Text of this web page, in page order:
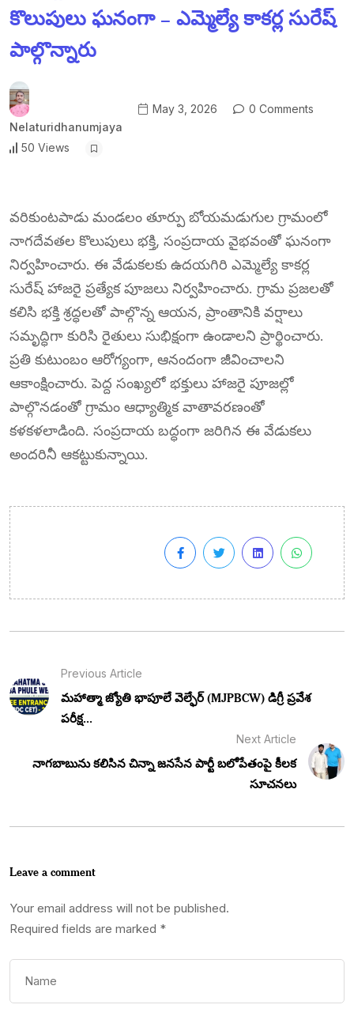
కొలుపులు ఘనంగా – ఎమ్మెల్యే కాకర్ల సురేష్
పాల్గొన్నారు
Nelaturidhanumjaya
May 3, 2026 0 Comments
50 Views
వరికుంటపాడు మండలం తూర్పు బోయమడుగుల గ్రామంలో
నాగదేవతల కొలుపులు భక్తి, సంప్రదాయ వైభవంతో ఘనంగా
నిర్వహించారు. ఈ వేడుకలకు ఉదయగిరి ఎమ్మెల్యే కాకర్ల
సురేష్ హాజరై ప్రత్యేక పూజలు నిర్వహించారు. గ్రామ ప్రజలతో
కలిసి భక్తి శ్రద్ధలతో పాల్గొన్న ఆయన, ప్రాంతానికి వర్షాలు
సమృద్ధిగా కురిసి రైతులు సుభిక్షంగా ఉండాలని ప్రార్థించారు.
ప్రతి కుటుంబం ఆరోగ్యంగా, ఆనందంగా జీవించాలని
ఆకాంక్షించారు. పెద్ద సంఖ్యలో భక్తులు హాజరై పూజల్లో
పాల్గొనడంతో గ్రామం ఆధ్యాత్మిక వాతావరణంతో
కళకళలాడింది. సంప్రదాయ బద్ధంగా జరిగిన ఈ వేడుకలు
అందరినీ ఆకట్టుకున్నాయి.
Previous Article
మహాత్మా జ్యోతి భాపూలే వెల్ఫేర్ (MJPBCW) డిగ్రీ ప్రవేశ
పరీక్ష...
Next Article
నాగబాబును కలిసిన చిన్నా జనసేన పార్టీ బలోపేతంపై కీలక
సూచనలు
Leave a comment
Your email address will not be published.
Required fields are marked *